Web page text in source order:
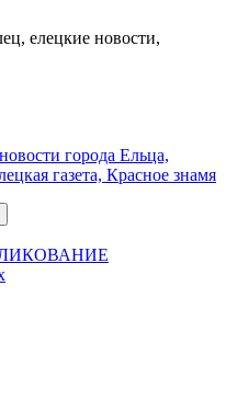
елецкие новости,
города Ельца,
газета, Красное знамя